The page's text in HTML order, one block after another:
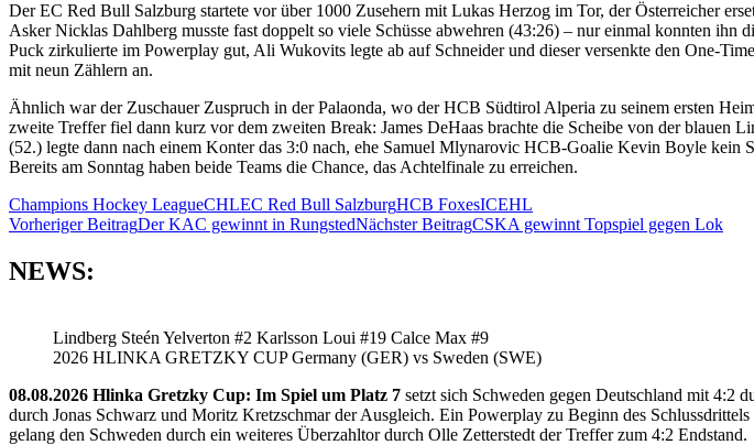
Der EC Red Bull Salzburg startete vor über 1000 Zusehern mit Lukas Herzog im Tor, der Österreicher
Asker Nicklas Dahlberg musste fast doppelt so viele Schüsse abwehren (43:26) – nur einmal konnten
Puck zirkulierte im Powerplay gut, Ali Wukovits legte ab auf Schneider und dieser versenkte den One-
mit neun Zählern an.
Ähnlich war der Zuschauer Zuspruch in der Palaonda, wo der HCB Südtirol Alperia zu seinem ersten
zweite Treffer fiel dann kurz vor dem zweiten Break: James DeHaas brachte die Scheibe von der
(52.) legte dann nach einem Konter das 3:0 nach, ehe Samuel Mlynarovic HCB-Goalie Kevin Boyle kein
Bereits am Sonntag haben beide Teams die Chance, das Achtelfinale zu erreichen.
Champions Hockey LeagueCHLEC Red Bull SalzburgHCB FoxesICEHL
Beitragsnavigation
Vorheriger BeitragDer KAC gewinnt in RungstedNächster BeitragCSKA gewinnt Topspiel gegen Lok
NEWS:
Lindberg Steén Yelverton #2 Karlsson Loui #19 Calce Max #9
2026 HLINKA GRETZKY CUP Germany (GER) vs Sweden (SWE)
08.08.2026 Hlinka Gretzky Cup: Im Spiel um Platz 7 setzt sich Schweden gegen Deutschland mit 4:2
durch Jonas Schwarz und Moritz Kretzschmar der Ausgleich. Ein Powerplay zu Beginn des
gelang den Schweden durch ein weiteres Überzahltor durch Olle Zetterstedt der Treffer zum 4:2 Endstand.